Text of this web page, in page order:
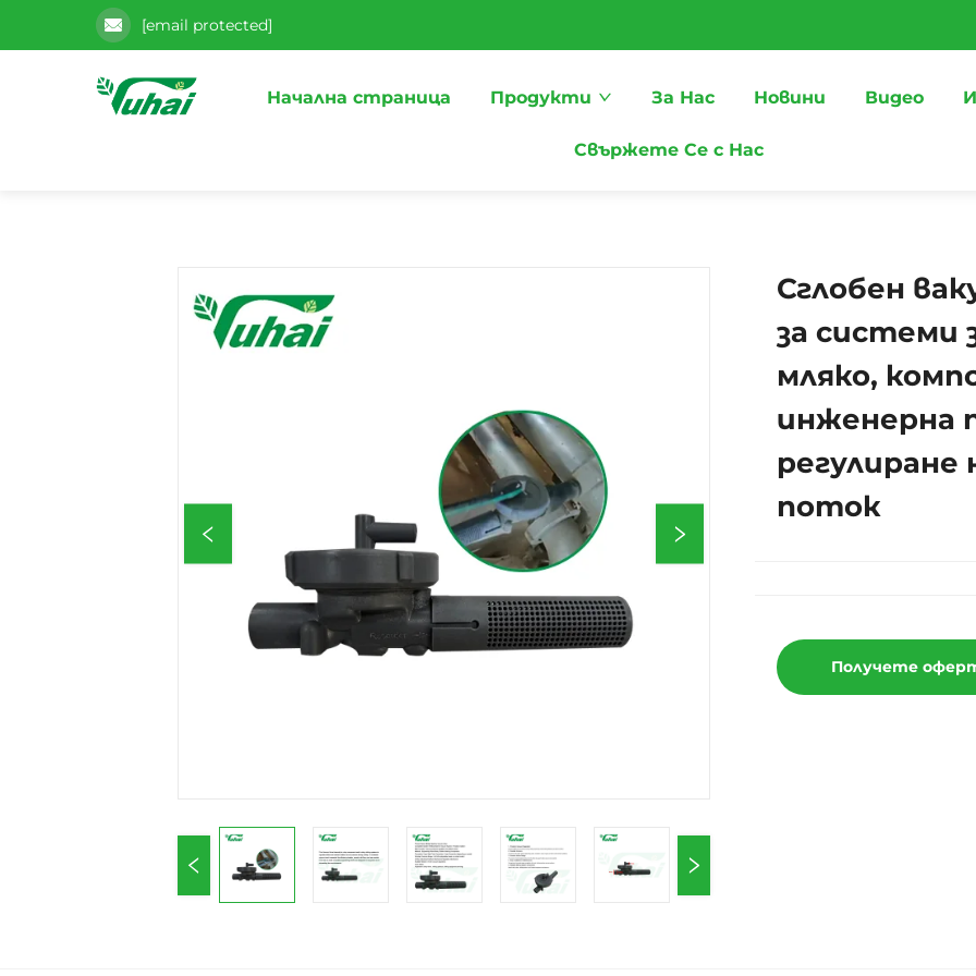
[email protected]
Начална страница Продукти За Нас Новини Видео
Свържете Се с Нас
Сглобен
за системи
мляко,
инженерна
регулиране
поток
Получете